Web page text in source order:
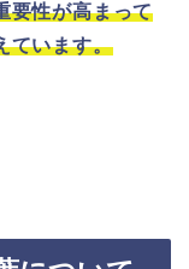
要性が高まって
ています。